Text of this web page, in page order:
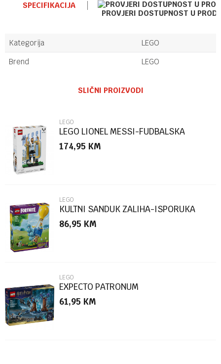
SPECIFIKACIJA
PROVJERI DOSTUPNOST U
Kategorija
LEGO
Brend
LEGO
Poruka
POŠALJI
SLIČNI PROIZVODI
LEGO
LEGO LIONEL MESSI-FUDBALSKA
LEGENDA
174,95 KM
LEGO
KULTNI SANDUK ZALIHA-ISPORUKA
86,95 KM
LEGO
EXPECTO PATRONUM
61,95 KM